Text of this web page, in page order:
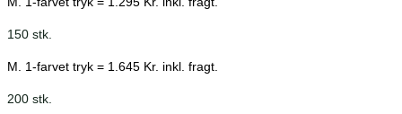
150 stk.
M. 1-farvet tryk = 1.645 Kr. inkl. fragt.
200 stk.